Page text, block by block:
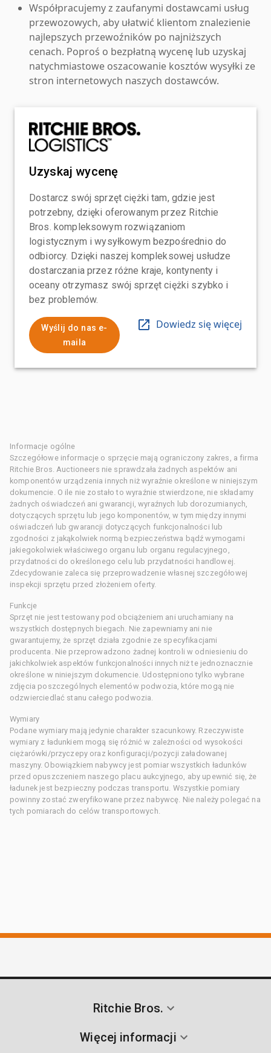
Współpracujemy z zaufanymi dostawcami usług
przewozowych, aby ułatwić klientom znalezienie
najlepszych przewoźników po najniższych
cenach. Poproś o bezpłatną wycenę lub uzyskaj
natychmiastowe oszacowanie kosztów wysyłki ze
stron internetowych naszych dostawców.
Uzyskaj wycenę
Dostarcz swój sprzęt ciężki tam, gdzie jest
potrzebny, dzięki oferowanym przez Ritchie
Bros. kompleksowym rozwiązaniom
logistycznym i wysyłkowym bezpośrednio do
odbiorcy. Dzięki naszej kompleksowej usłudze
dostarczania przez różne kraje, kontynenty i
oceany otrzymasz swój sprzęt ciężki szybko i
bez problemów.
Wyślij do nas e-
maila
Dowiedz się więcej
Informacje ogólne
Szczegółowe informacje o sprzęcie mają ograniczony zakres, a firma
Ritchie Bros. Auctioneers nie sprawdzała żadnych aspektów ani
komponentów urządzenia innych niż wyraźnie określone w niniejszym
dokumencie. O ile nie zostało to wyraźnie stwierdzone, nie składamy
żadnych oświadczeń ani gwarancji, wyraźnych lub dorozumianych,
dotyczących sprzętu lub jego komponentów, w tym między innymi
oświadczeń lub gwarancji dotyczących funkcjonalności lub
zgodności z jakąkolwiek normą bezpieczeństwa bądź wymogami
jakiegokolwiek właściwego organu lub organu regulacyjnego,
przydatności do określonego celu lub przydatności handlowej.
Zdecydowanie zaleca się przeprowadzenie własnej szczegółowej
inspekcji sprzętu przed złożeniem oferty.
Funkcje
Sprzęt nie jest testowany pod obciążeniem ani uruchamiany na
wszystkich dostępnych biegach. Nie zapewniamy ani nie
gwarantujemy, że sprzęt działa zgodnie ze specyfikacjami
producenta. Nie przeprowadzono żadnej kontroli w odniesieniu do
jakichkolwiek aspektów funkcjonalności innych niż te jednoznacznie
określone w niniejszym dokumencie. Udostępniono tylko wybrane
zdjęcia poszczególnych elementów podwozia, które mogą nie
odzwierciedlać stanu całego podwozia.
Wymiary
Podane wymiary mają jedynie charakter szacunkowy. Rzeczywiste
wymiary z ładunkiem mogą się różnić w zależności od wysokości
ciężarówki/przyczepy oraz konfiguracji/pozycji załadowanej
maszyny. Obowiązkiem nabywcy jest pomiar wszystkich ładunków
przed opuszczeniem naszego placu aukcyjnego, aby upewnić się, że
ładunek jest bezpieczny podczas transportu. Wszystkie pomiary
powinny zostać zweryfikowane przez nabywcę. Nie należy polegać na
tych pomiarach do celów transportowych.
Ritchie Bros.
Więcej informacji